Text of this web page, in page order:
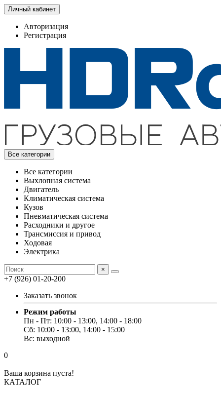
Личный кабинет
Авторизация
Регистрация
Все категории
Все категории
Выхлопная система
Двигатель
Климатическая система
Кузов
Пневматическая система
Расходники и другое
Трансмиссия и привод
Ходовая
Электрика
×
+7 (926) 01-20-200
Заказать звонок
Режим работы
Пн - Пт: 10:00 - 13:00, 14:00 - 18:00
Сб: 10:00 - 13:00, 14:00 - 15:00
Вс: выходной
0
Ваша корзина пуста!
КАТАЛОГ